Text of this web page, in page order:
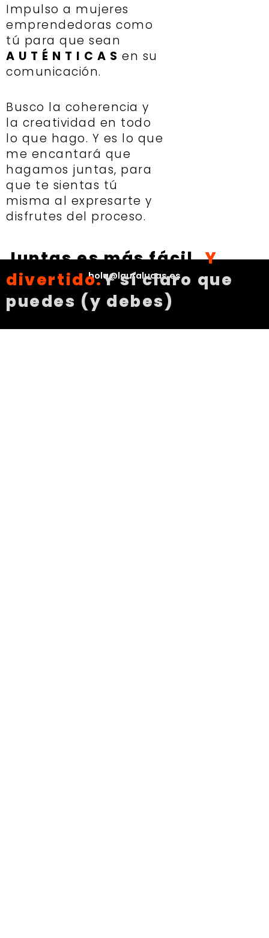
Impulso a mujeres
emprendedoras como
tú para que sean
A U T É N T I C A S en su
comunicación.
Busco la coherencia y
la creatividad en todo
lo que hago. Y es lo que
me encantará que
hagamos juntas, para
que te sientas tú
misma al expresarte y
disfrutes del proceso.
Juntas es más fácil.Y
divertido.Y sí claro que
puedes (y debes)
hola@lauralucas.es